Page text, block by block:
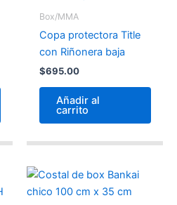
Box/MMA
Copa protectora Title
con Riñonera baja
$695.00
Añadir al
carrito